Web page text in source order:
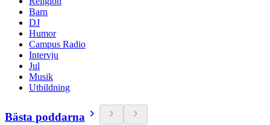
Barn
DJ
Humor
Campus Radio
Intervju
Jul
Musik
Utbildning
Bästa poddarna